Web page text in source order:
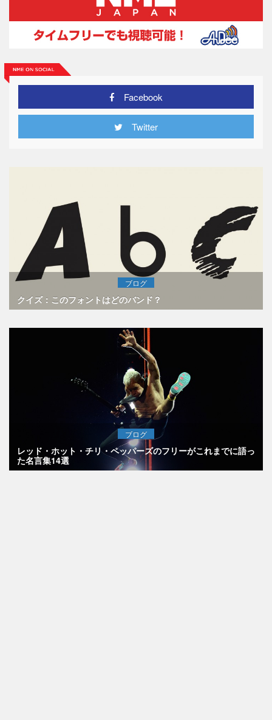
Facebook
Twitter
ブログ
クイズ：このフォントはどのバンド？
ブログ
レッド・ホット・チリ・ペッパーズのフリーがこれまでに語っ
た名言集14選